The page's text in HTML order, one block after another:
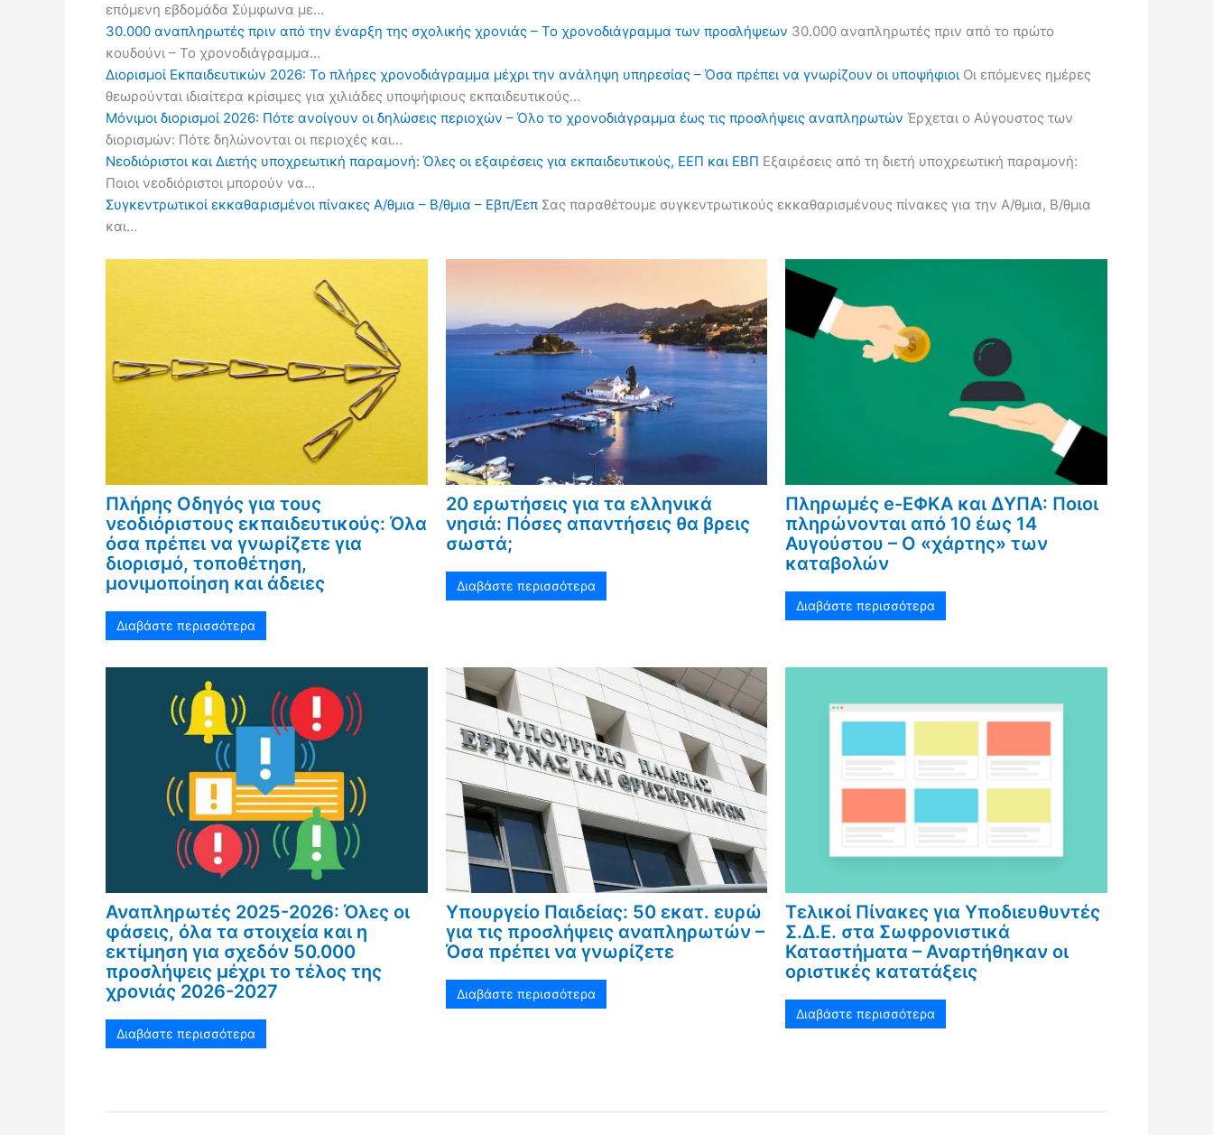
επόμενη εβδομάδα Σύμφωνα με…
30.000 αναπληρωτές πριν από την έναρξη της σχολικής χρονιάς – Το χρονοδιάγραμμα των προσλήψεων 30.000 αναπληρωτές πριν από το πρώτο
κουδούνι – Το χρονοδιάγραμμα…
Διορισμοί Εκπαιδευτικών 2026: Το πλήρες χρονοδιάγραμμα μέχρι την ανάληψη υπηρεσίας – Όσα πρέπει να γνωρίζουν οι υποψήφιοι Οι επόμενες ημέρες
θεωρούνται ιδιαίτερα κρίσιμες για χιλιάδες υποψήφιους εκπαιδευτικούς…
Μόνιμοι διορισμοί 2026: Πότε ανοίγουν οι δηλώσεις περιοχών – Όλο το χρονοδιάγραμμα έως τις προσλήψεις αναπληρωτών Έρχεται ο Αύγουστος των
διορισμών: Πότε δηλώνονται οι περιοχές και…
Νεοδιόριστοι και Διετής υποχρεωτική παραμονή: Όλες οι εξαιρέσεις για εκπαιδευτικούς, ΕΕΠ και ΕΒΠ Εξαιρέσεις από τη διετή υποχρεωτική παραμονή:
Ποιοι νεοδιόριστοι μπορούν να…
Συγκεντρωτικοί εκκαθαρισμένοι πίνακες Α/θμια – Β/θμια – Εβπ/Εεπ Σας παραθέτουμε συγκεντρωτικούς εκκαθαρισμένους πίνακες για την Α/θμια, Β/θμια
και…
Πλήρης Οδηγός για τους
νεοδιόριστους εκπαιδευτικούς: Όλα
όσα πρέπει να γνωρίζετε για
διορισμό, τοποθέτηση,
μονιμοποίηση και άδειες
Διαβάστε περισσότερα
20 ερωτήσεις για τα ελληνικά
νησιά: Πόσες απαντήσεις θα βρεις
σωστά;
Διαβάστε περισσότερα
Πληρωμές e-ΕΦΚΑ και ΔΥΠΑ: Ποιοι
πληρώνονται από 10 έως 14
Αυγούστου – Ο «χάρτης» των
καταβολών
Διαβάστε περισσότερα
Αναπληρωτές 2025-2026: Όλες οι
φάσεις, όλα τα στοιχεία και η
εκτίμηση για σχεδόν 50.000
προσλήψεις μέχρι το τέλος της
χρονιάς 2026-2027
Διαβάστε περισσότερα
Υπουργείο Παιδείας: 50 εκατ. ευρώ
για τις προσλήψεις αναπληρωτών –
Όσα πρέπει να γνωρίζετε
Διαβάστε περισσότερα
Τελικοί Πίνακες για Υποδιευθυντές
Σ.Δ.Ε. στα Σωφρονιστικά
Καταστήματα – Αναρτήθηκαν οι
οριστικές κατατάξεις
Διαβάστε περισσότερα